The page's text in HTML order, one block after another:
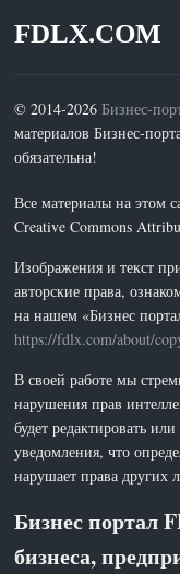
FDLX.COM
© 2014-2026Бизнес-
материалов Бизнес-
обязательна!
Все материалы на этом
Creative Commons
Изображения и текст
авторские права,
на нашем «Бизнес
https://fdlx.com/about/
В своей работе мы
нарушения прав
будет редактировать
уведомления, что
нарушает права других
Бизнес портал
бизнеса,